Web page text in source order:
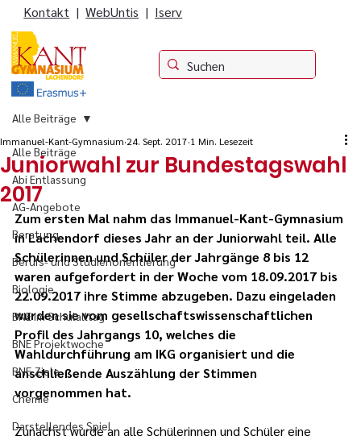
Kontakt |WebUntis | Iserv
Alle Beiträge
Abi Entlassung
AG-Angebote
Beratung
Berufs- und Studienorientierung
Biologie
BNE im Schulalltag
BNE Projektwoche
BNE Ziele
Chemie
Darstellendes Spiel
Alle Beiträge
Juniorwahl zur Bundestagswahl
2017
Immanuel-Kant-Gymnasium 24. Sept. 2017 1 Min. Lesezeit
Zum ersten Mal nahm das Immanuel-Kant-Gymnasium
in Lachendorf dieses Jahr an der Juniorwahl teil. Alle
Schülerinnen und Schüler der Jahrgänge 8 bis 12
waren aufgefordert in der Woche vom 18.09.2017 bis
22.09.2017 ihre Stimme abzugeben. Dazu eingeladen
wurden sie vom gesellschaftswissenschaftlichen
Profil des Jahrgangs 10, welches die
Wahldurchführung am IKG organisiert und die
anschließende Auszählung der Stimmen
vorgenommen hat.
Zunächst wurde an alle Schülerinnen und Schüler eine